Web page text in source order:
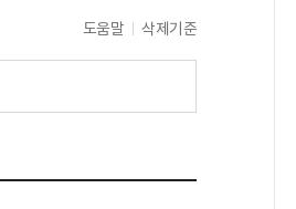
도움말 삭제기준